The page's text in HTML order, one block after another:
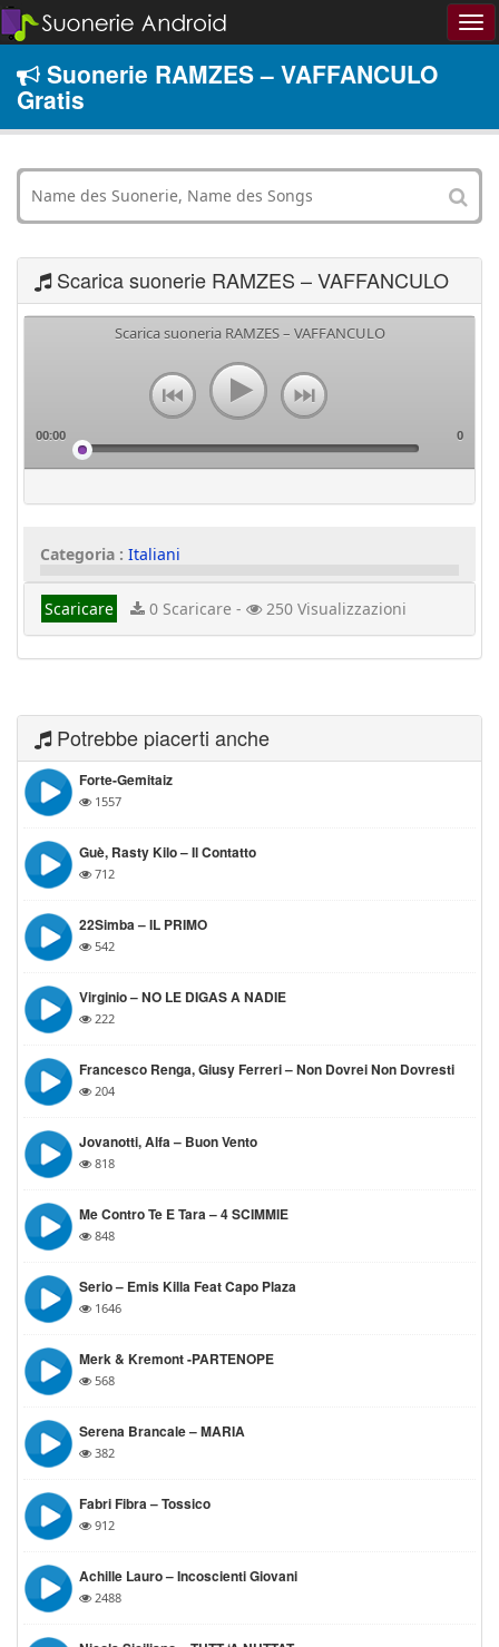
Suonerie RAMZES – VAFFANCULO
Gratis
Scarica suonerie RAMZES – VAFFANCULO
Scarica suoneria RAMZES – VAFFANCULO
00:00 0
Categoria : Italiani
Scaricare 0 Scaricare - 250 Visualizzazioni
Potrebbe piacerti anche
Forte-Gemitaiz
1557
Guè, Rasty Kilo – Il Contatto
712
22Simba – IL PRIMO
542
Virginio – NO LE DIGAS A NADIE
222
Francesco Renga, Giusy Ferreri – Non Dovrei Non Dovresti
204
Jovanotti, Alfa – Buon Vento
818
Me Contro Te E Tara – 4 SCIMMIE
848
Serio – Emis Killa Feat Capo Plaza
1646
Merk & Kremont -PARTENOPE
568
Serena Brancale – MARIA
382
Fabri Fibra – Tossico
912
Achille Lauro – Incoscienti Giovani
2488